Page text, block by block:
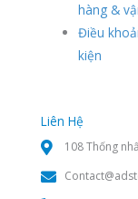
hàng &
Điều
kiện
Liên Hệ
108 Thống